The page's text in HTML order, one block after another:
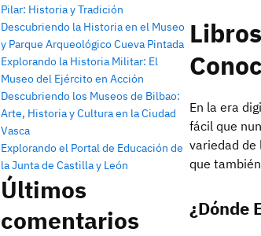
Pilar: Historia y Tradición
Descubriendo la Historia en el Museo
y Parque Arqueológico Cueva Pintada
Explorando la Historia Militar: El
Museo del Ejército en Acción
Descubriendo los Museos de Bilbao:
Arte, Historia y Cultura en la Ciudad
Vasca
Explorando el Portal de Educación de
la Junta de Castilla y León
Últimos
comentarios
En la era
fácil que
variedad de
que
¿Dónde